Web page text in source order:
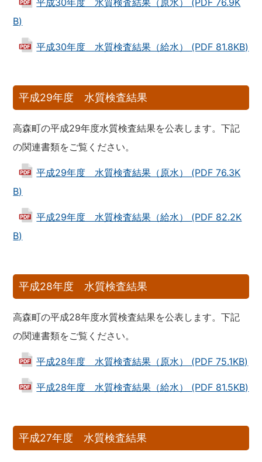
平成30年度 水質検査結果（原水） (PDF 76.9K
B)
平成30年度 水質検査結果（給水） (PDF 81.8KB)
平成29年度 水質検査結果
高森町の平成29年度水質検査結果を公表します。下記
の関連書類をご覧ください。
平成29年度 水質検査結果（原水） (PDF 76.3K
B)
平成29年度 水質検査結果（給水） (PDF 82.2K
B)
平成28年度 水質検査結果
高森町の平成28年度水質検査結果を公表します。下記
の関連書類をご覧ください。
平成28年度 水質検査結果（原水） (PDF 75.1KB)
平成28年度 水質検査結果（給水） (PDF 81.5KB)
平成27年度 水質検査結果